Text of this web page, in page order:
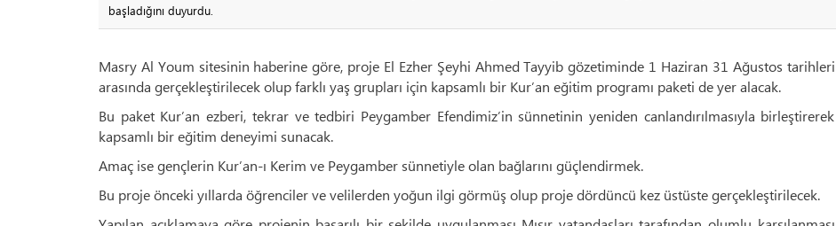
başladığını duyurdu.
Masry Al Youm sitesinin haberine göre, proje El Ezher Şeyhi Ahmed Tayyib gözetiminde 1 Haziran 31 Ağustos tarihleri
arasında gerçekleştirilecek olup farklı yaş grupları için kapsamlı bir Kur’an eğitim programı paketi de yer alacak.
Bu paket Kur’an ezberi, tekrar ve tedbiri Peygamber Efendimiz’in sünnetinin yeniden canlandırılmasıyla birleştirerek
kapsamlı bir eğitim deneyimi sunacak.
Amaç ise gençlerin Kur’an-ı Kerim ve Peygamber sünnetiyle olan bağlarını güçlendirmek.
Bu proje önceki yıllarda öğrenciler ve velilerden yoğun ilgi görmüş olup proje dördüncü kez üstüste gerçekleştirilecek.